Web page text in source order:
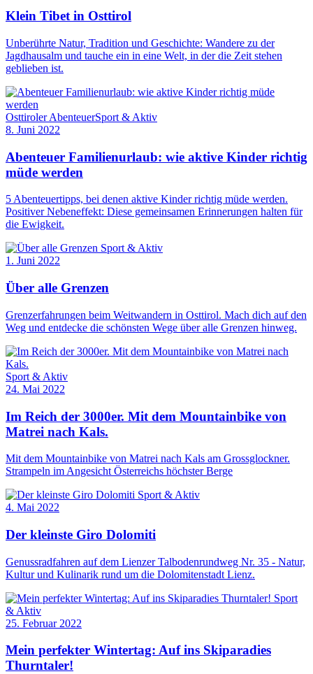
Klein Tibet in Osttirol
Unberührte Natur, Tradition und Geschichte: Wandere zu der
Jagdhausalm und tauche ein in eine Welt, in der die Zeit stehen
geblieben ist.
Osttiroler AbenteuerSport & Aktiv
8. Juni 2022
Abenteuer Familienurlaub: wie aktive Kinder richtig
müde werden
5 Abenteuertipps, bei denen aktive Kinder richtig müde werden.
Positiver Nebeneffekt: Diese gemeinsamen Erinnerungen halten für
die Ewigkeit.
Sport & Aktiv
1. Juni 2022
Über alle Grenzen
Grenzerfahrungen beim Weitwandern in Osttirol. Mach dich auf den
Weg und entdecke die schönsten Wege über alle Grenzen hinweg.
Sport & Aktiv
24. Mai 2022
Im Reich der 3000er. Mit dem Mountainbike von
Matrei nach Kals.
Mit dem Mountainbike von Matrei nach Kals am Grossglockner.
Strampeln im Angesicht Österreichs höchster Berge
Sport & Aktiv
4. Mai 2022
Der kleinste Giro Dolomiti
Genussradfahren auf dem Lienzer Talbodenrundweg Nr. 35 - Natur,
Kultur und Kulinarik rund um die Dolomitenstadt Lienz.
Sport
& Aktiv
25. Februar 2022
Mein perfekter Wintertag: Auf ins Skiparadies
Thurntaler!